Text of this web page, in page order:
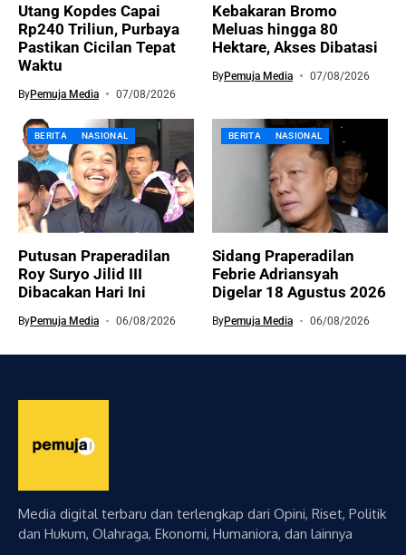
Utang Kopdes Capai
Rp240 Triliun, Purbaya
Pastikan Cicilan Tepat
Waktu
ByPemuja Media 07/08/2026
Kebakaran Bromo
Meluas hingga 80
Hektare, Akses Dibatasi
ByPemuja Media 07/08/2026
BERITA NASIONAL
Putusan Praperadilan
Roy Suryo Jilid III
Dibacakan Hari Ini
ByPemuja Media 06/08/2026
BERITA NASIONAL
Sidang Praperadilan
Febrie Adriansyah
Digelar 18 Agustus 2026
ByPemuja Media 06/08/2026
Media digital terbaru dan terlengkap dari Opini, Riset, Politik
dan Hukum, Olahraga, Ekonomi, Humaniora, dan lainnya